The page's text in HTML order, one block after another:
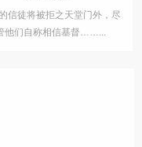
，尽
我们将要详细研究所
星期日的经文，看是